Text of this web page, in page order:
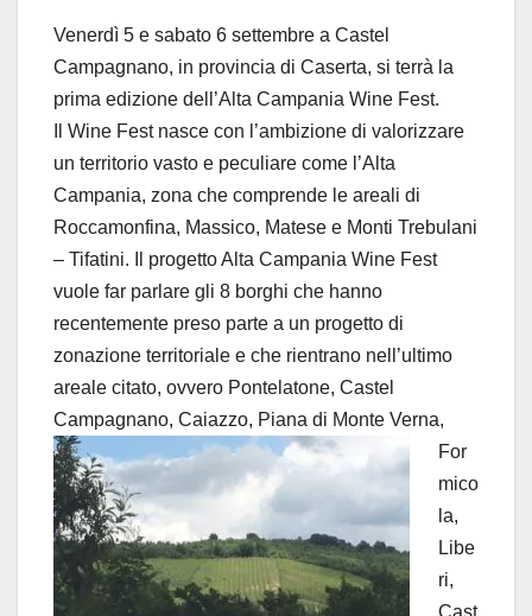
Venerdì 5 e sabato 6 settembre a Castel
Campagnano, in provincia di Caserta, si terrà la
prima edizione dell’Alta Campania Wine Fest.
Il Wine Fest nasce con l’ambizione di valorizzare
un territorio vasto e peculiare come l’Alta
Campania, zona che comprende le areali di
Roccamonfina, Massico, Matese e Monti Trebulani
– Tifatini. Il progetto Alta Campania Wine Fest
vuole far parlare gli 8 borghi che hanno
recentemente preso parte a un progetto di
zonazione territoriale e che rientrano nell’ultimo
areale citato, ovvero Pontelatone, Castel
Campagnano, Caiazzo, Piana di Monte Verna,
For
mico
la,
Libe
ri,
Cast